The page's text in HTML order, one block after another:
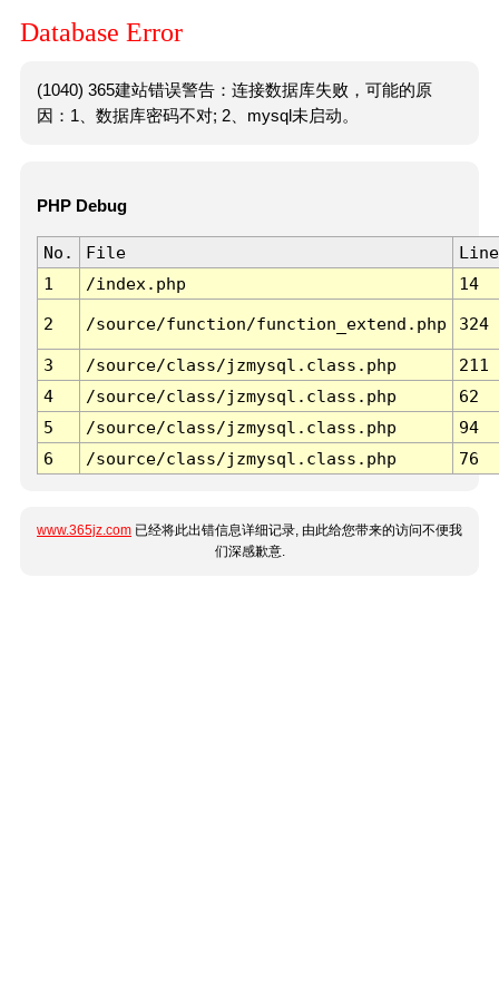
Database Error
(1040) 365建站错误警告：连接数据库失败，可能的原
因：1、数据库密码不对; 2、mysql未启动。
PHP Debug
No. File
Line
1
/index.php 14
2 /source/function/function_extend.php 324
3 /source/class/jzmysql.class.php
211
4
/source/class/jzmysql.class.php
62
5
/source/class/jzmysql.class.php
94
6
/source/class/jzmysql.class.php 76
www.365jz.com 已经将此出错信息详细记录, 由此给您带来的访问不便我
们深感歉意.